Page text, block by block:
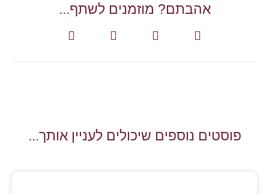
אהבתם? מוזמנים לשתף...
פוסטים נוספים שיכולים לעניין אותך...